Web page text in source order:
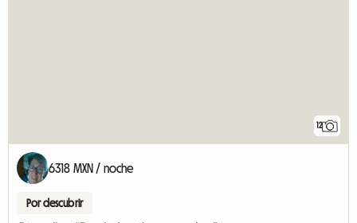
12
6318 MXN / noche
Por descubrir